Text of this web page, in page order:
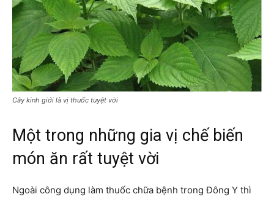
Cây kinh giới là vị thuốc tuyệt vời
Một trong những gia vị chế biến
món ăn rất tuyệt vời
Ngoài công dụng làm thuốc chữa bệnh trong Đông Y thì